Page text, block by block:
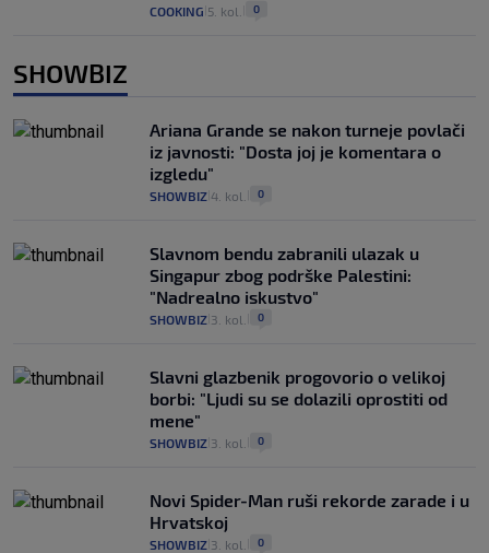
COOKING 5. kol. 0
SHOWBIZ
Ariana Grande se nakon turneje povlači
iz javnosti: "Dosta joj je komentara o
izgledu"
SHOWBIZ 4. kol. 0
Slavnom bendu zabranili ulazak u
Singapur zbog podrške Palestini:
"Nadrealno iskustvo"
SHOWBIZ 3. kol. 0
Slavni glazbenik progovorio o velikoj
borbi: "Ljudi su se dolazili oprostiti od
mene"
SHOWBIZ 3. kol. 0
Novi Spider-Man ruši rekorde zarade i u
Hrvatskoj
SHOWBIZ 3. kol. 0